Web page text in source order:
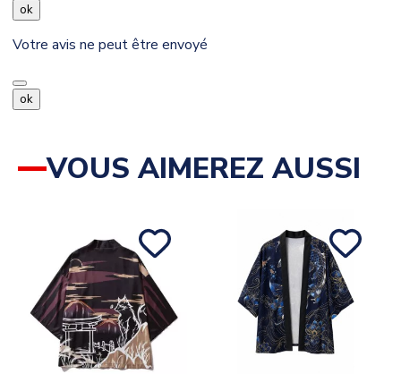
ok
Votre avis ne peut être envoyé
ok
VOUS AIMEREZ AUSSI